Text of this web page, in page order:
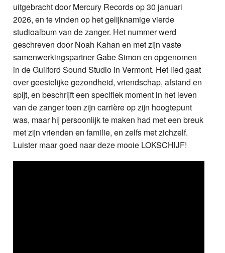
uitgebracht door Mercury Records op 30 januari
2026, en te vinden op het gelijknamige vierde
studioalbum van de zanger. Het nummer werd
geschreven door Noah Kahan en met zijn vaste
samenwerkingspartner Gabe Simon en opgenomen
in de Guilford Sound Studio in Vermont. Het lied gaat
over geestelijke gezondheid, vriendschap, afstand en
spijt, en beschrijft een specifiek moment in het leven
van de zanger toen zijn carrière op zijn hoogtepunt
was, maar hij persoonlijk te maken had met een breuk
met zijn vrienden en familie, en zelfs met zichzelf.
Luister maar goed naar deze mooie LOKSCHIJF!